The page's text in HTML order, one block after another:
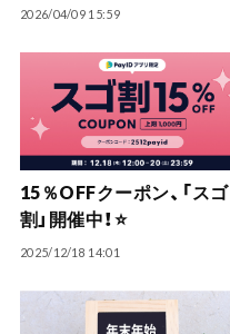
2026/04/09 15:59
15％OFFクーポン、「スゴ
割」開催中！⭐️
2025/12/18 14:01